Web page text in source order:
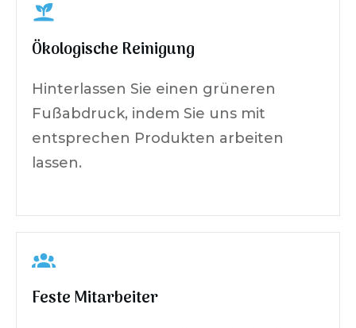
Ökologische Reinigung
Hinterlassen Sie einen grüneren
Fußabdruck, indem Sie uns mit
entsprechen Produkten arbeiten
lassen.
Feste Mitarbeiter